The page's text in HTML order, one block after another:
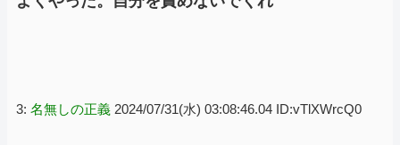
3: 名無しの正義 2024/07/31(水) 03:08:46.04 ID:vTlXWrcQ0